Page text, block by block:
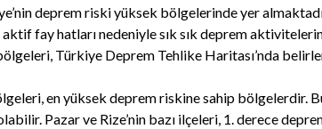
deprem riski yüksek bölgelerinde yer
fay hatları nedeniyle sık sık deprem
Türkiye Deprem Tehlike Haritası’nda
en yüksek deprem riskine sahip bölgelerdir.
Pazar ve Rize’nin bazı ilçeleri, 1. derece